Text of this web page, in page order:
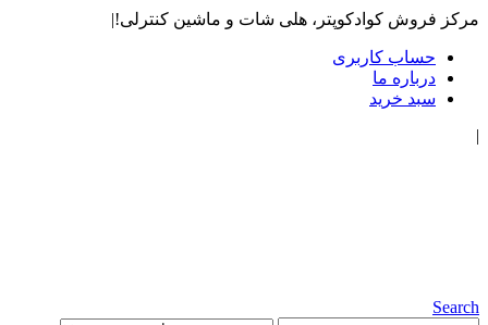
مرکز فروش کوادکوپتر، هلی شات و ماشین کنترلی!|
حساب کاربری
درباره ما
سبد خرید
|
Search